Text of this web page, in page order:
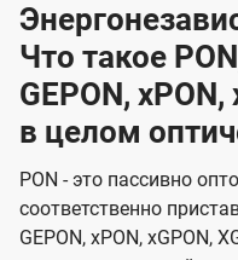
Что такое
GEPON, xPON,
в целом
PON - это пассивно
соответственно
GEPON, xPON, xGPON,